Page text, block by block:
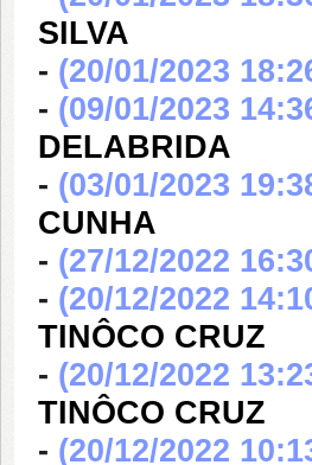
SILVA
- (20/01/2023
- (09/01/2023
DELABRIDA
- (03/01/2023
CUNHA
- (27/12/2022
- (20/12/2022
TINÔCO CRUZ
- (20/12/2022
TINÔCO CRUZ
- (20/12/2022